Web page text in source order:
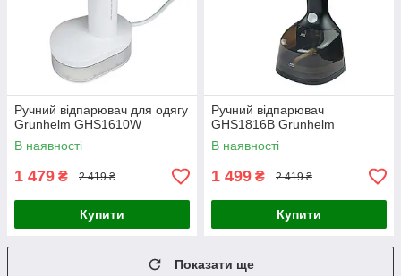
Ручний відпарювач для одягу
Grunhelm GHS1610W
В наявності
1 479 ₴ 2 419 ₴
Купити
Ручний відпарювач
GHS1816B Grunhelm
В наявності
1 499 ₴ 2 419 ₴
Купити
Показати ще